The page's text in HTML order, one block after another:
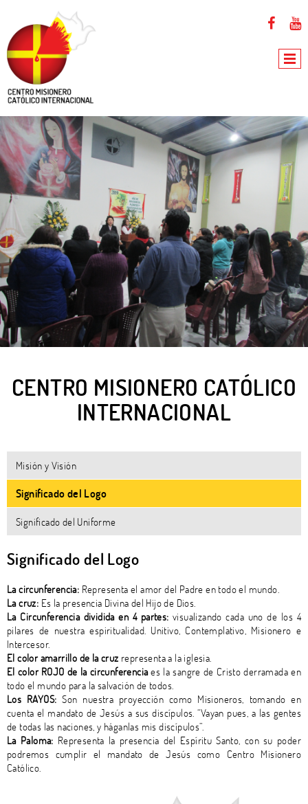
CENTRO MISIONERO CATÓLICO
INTERNACIONAL
Misión y Visión
Significado del Logo
Significado del Uniforme
Significado del Logo
La circunferencia: Representa el amor del Padre en todo el mundo.
La cruz: Es la presencia Divina del Hijo de Dios.
La Circunferencia dividida en 4 partes: visualizando cada uno de los 4
pilares de nuestra espiritualidad. Unitivo, Contemplativo, Misionero e
Intercesor.
El color amarrillo de la cruz representa a la iglesia.
El color ROJO de la circunferenciaes la sangre de Cristo derramada en
todo el mundo para la salvación de todos.
Los RAYOS: Son nuestra proyección como Misioneros, tomando en
cuenta el mandato de Jesús a sus discípulos. “Vayan pues, a las gentes
de todas las naciones, y háganlas mis discípulos”.
La Paloma: Representa la presencia del Espíritu Santo, con su poder
podremos cumplir el mandato de Jesús como Centro Misionero
Católico.